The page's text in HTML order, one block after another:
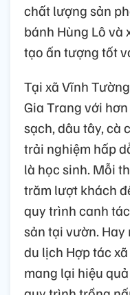
chất lượng sản
bánh Hùng Lô và
tạo ấn tượng tốt
Tại xã Vĩnh
Gia Trang với
sạch, dâu tây, cà
trải nghiệm hấp
là học sinh. Mỗi
trăm lượt khách
quy trình canh
sản tại vườn. Hay
du lịch Hợp tác
mang lại hiệu